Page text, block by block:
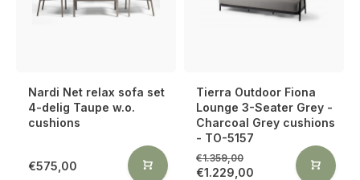
Nardi Net relax sofa set
4-delig Taupe w.o.
cushions
€575,00
Tierra Outdoor Fiona
Lounge 3-Seater Grey -
Charcoal Grey cushions
- TO-5157
€1.359,00
€1.229,00